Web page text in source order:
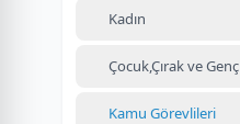
Kadın
Çocuk,Çırak ve Genç
Kamu Görevlileri